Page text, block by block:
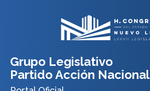
Grupo Legislativo
Partido Acción Nacional